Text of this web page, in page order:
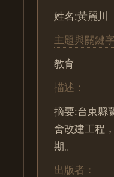
姓名:黃麗川
主題與關鍵
教育
描述：
摘要:台東縣
舍改建工程
期。
出版者：